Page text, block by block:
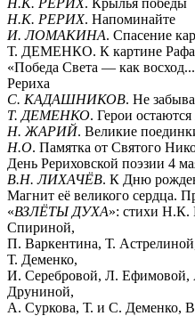
Н.К. РЕРИХ. Напоминайте
И. ЛОМАКИНА. Спасение
Т. ДЕМЕНКО. К картине
«Победа Света — как
Рериха
С. КАДАШНИКОВ. Не
Т. ДЕМЕНКО. Герои
Н. ЖАРИЙ. Великие
Н.О. Памятка от Святого
День Рериховской поэзии 4
В.Н. ЛИХАЧЁВ. К Дню
Магнит её великого сердца.
«ВЗЛЁТЫ ДУХА»: стихи Н.К.
Спириной,
П. Варкентина, Т.
Т. Деменко,
И. Серебровой, Л. Ефимовой,
Друниной,
А. Суркова, Т. и С. Деменко,